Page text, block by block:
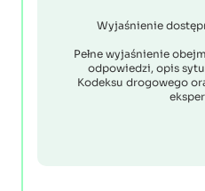
Wyjaśnienie
Pełne wyjaśnienie
odpowiedzi, opis
Kodeksu drogowego